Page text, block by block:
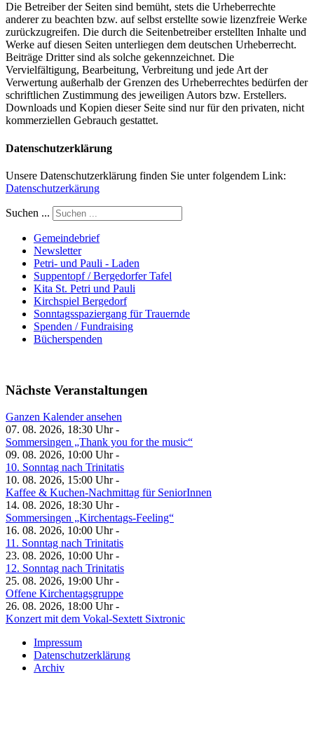
Die Betreiber der Seiten sind bemüht, stets die Urheberrechte
anderer zu beachten bzw. auf selbst erstellte sowie lizenzfreie Werke
zurückzugreifen. Die durch die Seitenbetreiber erstellten Inhalte und
Werke auf diesen Seiten unterliegen dem deutschen Urheberrecht.
Beiträge Dritter sind als solche gekennzeichnet. Die
Vervielfältigung, Bearbeitung, Verbreitung und jede Art der
Verwertung außerhalb der Grenzen des Urheberrechtes bedürfen der
schriftlichen Zustimmung des jeweiligen Autors bzw. Erstellers.
Downloads und Kopien dieser Seite sind nur für den privaten, nicht
kommerziellen Gebrauch gestattet.
Datenschutzerklärung
Unsere Datenschutzerklärung finden Sie unter folgendem Link:
Datenschutzerkärung
Suchen ...
Gemeindebrief
Newsletter
Petri- und Pauli - Laden
Suppentopf / Bergedorfer Tafel
Kita St. Petri und Pauli
Kirchspiel Bergedorf
Sonntagsspaziergang für Trauernde
Spenden / Fundraising
Bücherspenden
Nächste Veranstaltungen
Ganzen Kalender ansehen
07. 08. 2026, 18:30 Uhr -
Sommersingen „Thank you for the music“
09. 08. 2026, 10:00 Uhr -
10. Sonntag nach Trinitatis
10. 08. 2026, 15:00 Uhr -
Kaffee & Kuchen-Nachmittag für SeniorInnen
14. 08. 2026, 18:30 Uhr -
Sommersingen „Kirchentags-Feeling“
16. 08. 2026, 10:00 Uhr -
11. Sonntag nach Trinitatis
23. 08. 2026, 10:00 Uhr -
12. Sonntag nach Trinitatis
25. 08. 2026, 19:00 Uhr -
Offene Kirchentagsgruppe
26. 08. 2026, 18:00 Uhr -
Konzert mit dem Vokal-Sextett Sixtronic
Impressum
Datenschutzerklärung
Archiv